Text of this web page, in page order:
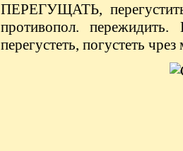
ПЕРЕГУЩАТЬ,
противопол. пережидить.
перегустеть, погустеть чрез